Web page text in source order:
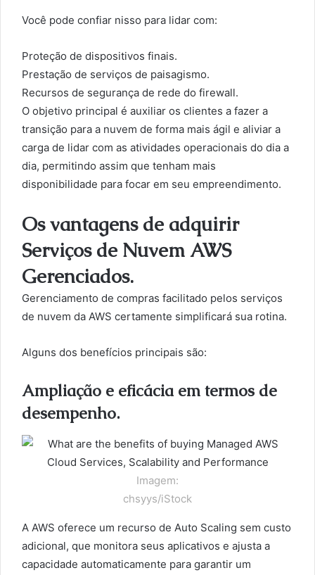
Você pode confiar nisso para lidar com:
Proteção de dispositivos finais.
Prestação de serviços de paisagismo.
Recursos de segurança de rede do firewall.
O objetivo principal é auxiliar os clientes a fazer a
transição para a nuvem de forma mais ágil e aliviar a
carga de lidar com as atividades operacionais do dia a
dia, permitindo assim que tenham mais
disponibilidade para focar em seu empreendimento.
Os vantagens de adquirir
Serviços de Nuvem AWS
Gerenciados.
Gerenciamento de compras facilitado pelos serviços
de nuvem da AWS certamente simplificará sua rotina.
Alguns dos benefícios principais são:
Ampliação e eficácia em termos de
desempenho.
Imagem:
chsyys/iStock
A AWS oferece um recurso de Auto Scaling sem custo
adicional, que monitora seus aplicativos e ajusta a
capacidade automaticamente para garantir um